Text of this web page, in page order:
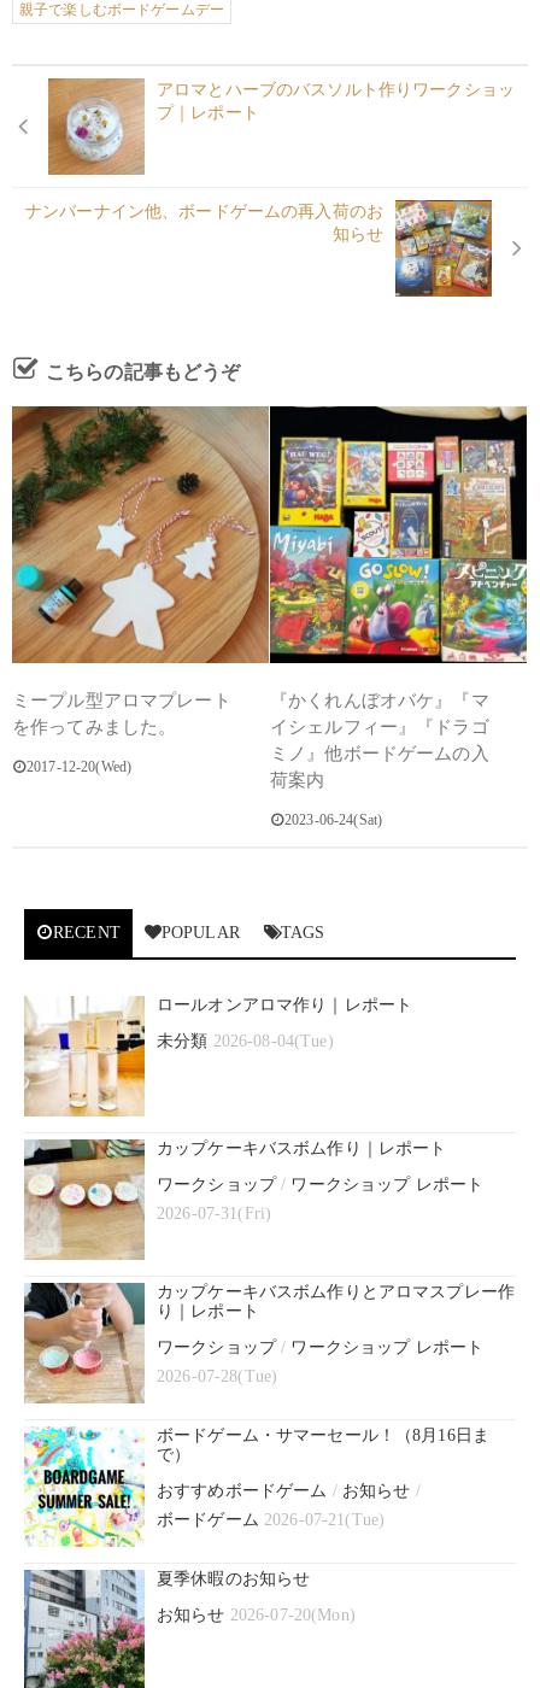
親子で楽しむボードゲームデー
アロマとハーブのバスソルト作りワークショッ
プ｜レポート
ナンバーナイン他、ボードゲームの再入荷のお
知らせ
こちらの記事もどうぞ
ミープル型アロマプレート
を作ってみました。
2017-12-20(Wed)
『かくれんぼオバケ』『マ
イシェルフィー』『ドラゴ
ミノ』他ボードゲームの入
荷案内
2023-06-24(Sat)
RECENT POPULAR TAGS
ロールオンアロマ作り｜レポート
未分類 2026-08-04(Tue)
カップケーキバスボム作り｜レポート
ワークショップ/ ワークショップ レポート
2026-07-31(Fri)
カップケーキバスボム作りとアロマスプレー作
り｜レポート
ワークショップ/ ワークショップ レポート
2026-07-28(Tue)
ボードゲーム・サマーセール！（8月16日ま
で）
おすすめボードゲーム / お知らせ /
ボードゲーム 2026-07-21(Tue)
夏季休暇のお知らせ
お知らせ 2026-07-20(Mon)